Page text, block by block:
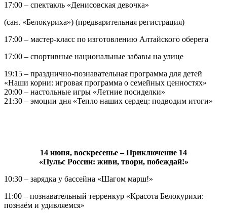
17:00 – спектакль «Денисовская девочка»
(сан. «Белокуриха») (предварительная регистрация)
17:00 – мастер-класс по изготовлению Алтайского оберега
17:00 – спортивные национальные забавы на улице
19:15 – празднично-познавательная программа для детей
«Наши корни: игровая программа о семейных ценностях»
20:00 – настольные игры «Летние посиделки»
21:30 – эмоции дня «Тепло наших сердец: подводим итоги»
14 июня, воскресенье – Приключение 14
«Пульс России: живи, твори, побеждай!»
10:30 – зарядка у бассейна «Шагом марш!»
11:00 – познавательный терренкур «Красота Белокурихи:
познаём и удивляемся»